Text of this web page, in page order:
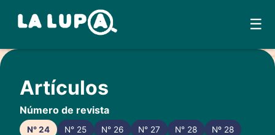
Skip
to
content
☰
Artículos
Número de revista
N° 24 N° 25 N° 26 N° 27 N° 28 Nº 28